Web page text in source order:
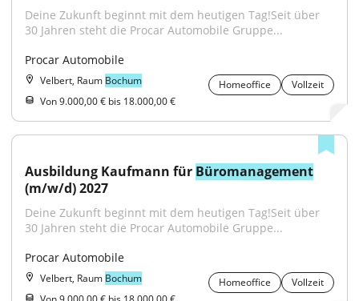
Deine Zukunft beginnt mit dem heutigen Tag!Seit über
30 Jahren steht die Procar Automobile Gruppe...
Procar Automobile
Velbert, Raum Bochum Homeoffice
Vollzeit
Von 9.000,00 € bis 18.000,00 €
Ausbildung Kaufmann für Büromanagement
(m/w/d) 2027
Deine Zukunft beginnt mit dem heutigen Tag!Seit über
30 Jahren steht die Procar Automobile Gruppe...
Procar Automobile
Velbert, Raum Bochum Homeoffice
Vollzeit